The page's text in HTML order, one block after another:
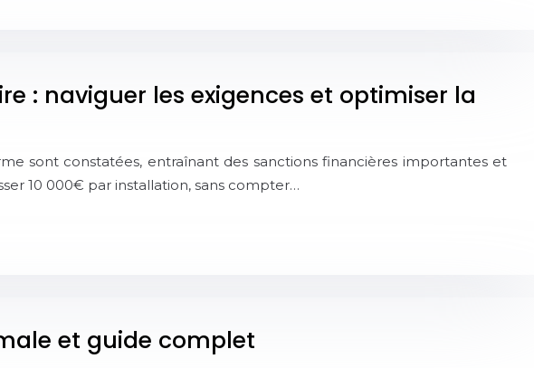
: naviguer les exigences et optimiser la
sont constatées, entraînant des sanctions financières importantes et
10 000€ par installation, sans compter…
et guide complet